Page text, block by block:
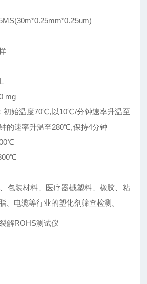
mg
初始温度70℃,以10℃/分钟速率升温至
的速率升温至280℃,保持4分钟
包装材料、医疗器械塑料、橡胶、粘
、电缆等行业的塑化剂筛查检测。